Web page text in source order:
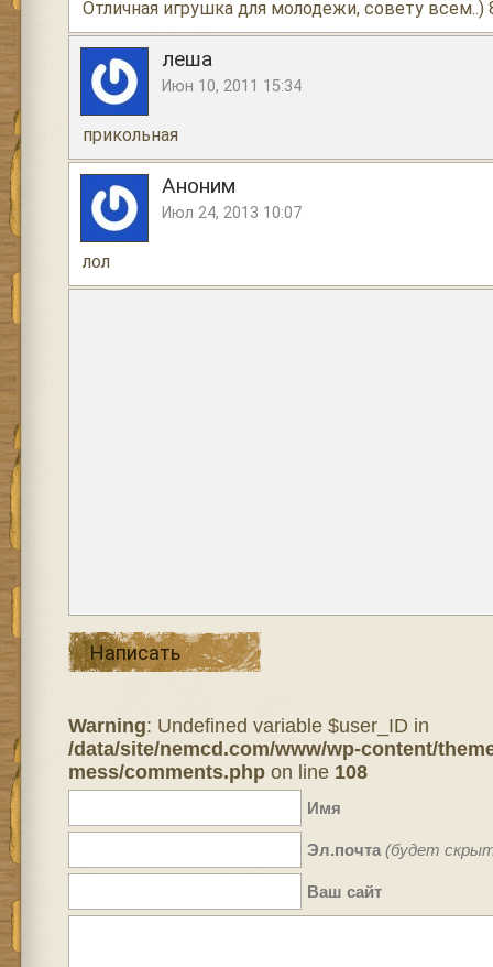
Отличная игрушка для молодежи, совету всем..)
леша
Июн 10, 2011 15:34
прикольная
Аноним
Июл 24, 2013 10:07
лол
Написать
Warning: Undefined variable $user_ID in
/data/site/nemcd.com/www/wp-content/
mess/comments.phpon line 108
Имя
Эл.почта (будет
Ваш сайт